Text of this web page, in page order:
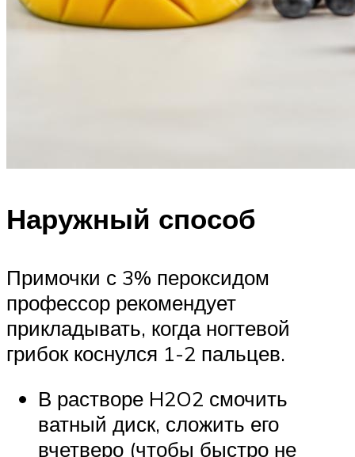
Наружный способ
Примочки с 3% пероксидом
профессор рекомендует
прикладывать, когда ногтевой
грибок коснулся 1-2 пальцев.
В растворе H2O2 смочить
ватный диск, сложить его
вчетверо (чтобы быстро не